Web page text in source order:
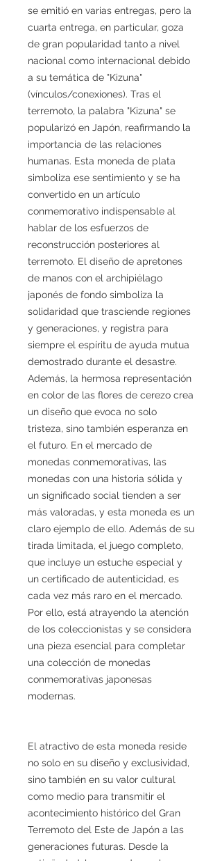
se emitió en varias entregas, pero la
cuarta entrega, en particular, goza
de gran popularidad tanto a nivel
nacional como internacional debido
a su temática de "Kizuna"
(vínculos/conexiones). Tras el
terremoto, la palabra "Kizuna" se
popularizó en Japón, reafirmando la
importancia de las relaciones
humanas. Esta moneda de plata
simboliza ese sentimiento y se ha
convertido en un artículo
conmemorativo indispensable al
hablar de los esfuerzos de
reconstrucción posteriores al
terremoto. El diseño de apretones
de manos con el archipiélago
japonés de fondo simboliza la
solidaridad que trasciende regiones
y generaciones, y registra para
siempre el espíritu de ayuda mutua
demostrado durante el desastre.
Además, la hermosa representación
en color de las flores de cerezo crea
un diseño que evoca no solo
tristeza, sino también esperanza en
el futuro. En el mercado de
monedas conmemorativas, las
monedas con una historia sólida y
un significado social tienden a ser
más valoradas, y esta moneda es un
claro ejemplo de ello. Además de su
tirada limitada, el juego completo,
que incluye un estuche especial y
un certificado de autenticidad, es
cada vez más raro en el mercado.
Por ello, está atrayendo la atención
de los coleccionistas y se considera
una pieza esencial para completar
una colección de monedas
conmemorativas japonesas
modernas.
El atractivo de esta moneda reside
no solo en su diseño y exclusividad,
sino también en su valor cultural
como medio para transmitir el
acontecimiento histórico del Gran
Terremoto del Este de Japón a las
generaciones futuras. Desde la